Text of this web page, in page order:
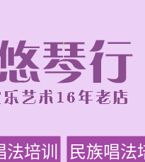
培训 民族唱法